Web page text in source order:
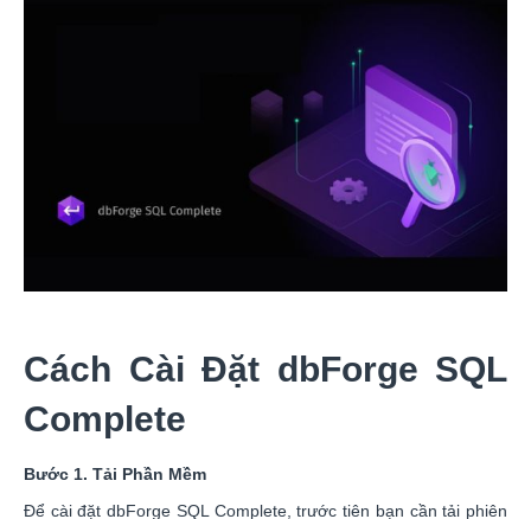
Cách Cài Đặt dbForge SQL
Complete
Bước 1. Tải Phần Mềm
Để cài đặt dbForge SQL Complete, trước tiên bạn cần tải phiên